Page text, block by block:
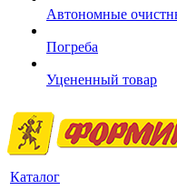
Автономные
Погреба
Уцененный товар
Каталог